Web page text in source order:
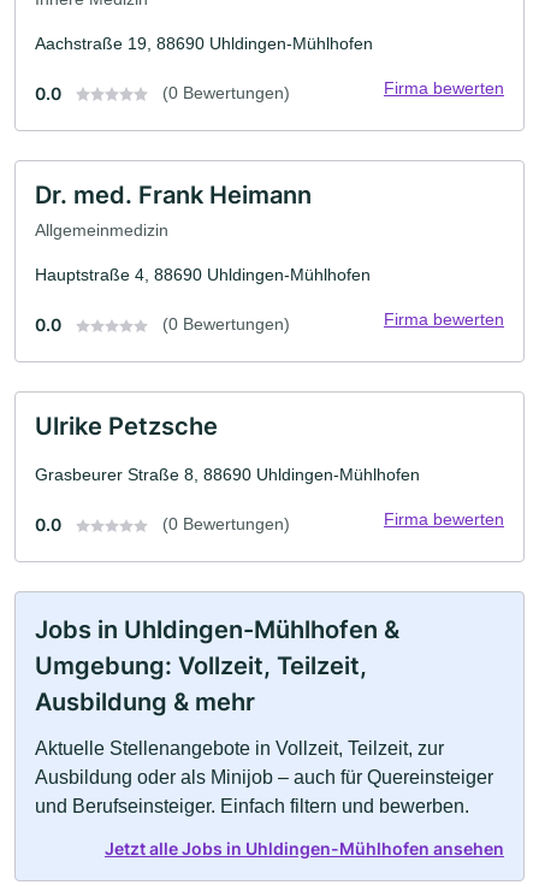
Aachstraße 19, 88690 Uhldingen-Mühlhofen
0.0 (0 Bewertungen) Firma bewerten
Dr. med. Frank Heimann
Allgemeinmedizin
Hauptstraße 4, 88690 Uhldingen-Mühlhofen
0.0 (0 Bewertungen) Firma bewerten
Ulrike Petzsche
Grasbeurer Straße 8, 88690 Uhldingen-Mühlhofen
0.0 (0 Bewertungen) Firma bewerten
Jobs in Uhldingen-Mühlhofen &
Umgebung: Vollzeit, Teilzeit,
Ausbildung & mehr
Aktuelle Stellenangebote in Vollzeit, Teilzeit, zur
Ausbildung oder als Minijob – auch für Quereinsteiger
und Berufseinsteiger. Einfach filtern und bewerben.
Jetzt alle Jobs in Uhldingen-Mühlhofen ansehen